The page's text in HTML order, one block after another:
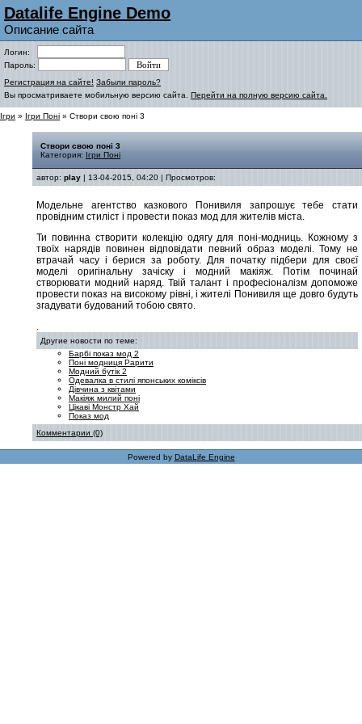
Datalife Engine Demo
Описание сайта
Логин:
Пароль:
Регистрация на сайте! Забыли пароль?
Вы просматриваете мобильную версию сайта. Перейти на полную версию сайта.
Ігри » Ігри Поні » Створи свою поні 3
Створи свою поні 3
Категория: Ігри Поні
автор: play | 13-04-2015, 04:20 | Просмотров:
Модельне агентство казкового Понивиля запрошує тебе стати
провідним стиліст і провести показ мод для жителів міста.
Ти повинна створити колекцію одягу для поні-модниць. Кожному з
твоїх нарядів повинен відповідати певний образ моделі. Тому не
втрачай часу і берися за роботу. Для початку підбери для своєї
моделі оригінальну зачіску і модний макіяж. Потім починай
створювати модний наряд. Твій талант і професіоналізм допоможе
провести показ на високому рівні, і жителі Понивиля ще довго будуть
згадувати будований тобою свято.
.
Другие новости по теме:
Барбі показ мод 2
Поні модниця Рарити
Модний бутік 2
Одевалка в стилі японських коміксів
Дівчина з квітами
Макіяж милий поні
Цікаві Монстр Хай
Показ мод
Комментарии (0)
Powered by DataLife Engine